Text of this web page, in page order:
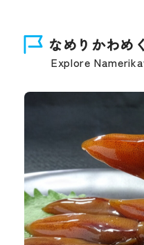
なめりかわめ
Explore